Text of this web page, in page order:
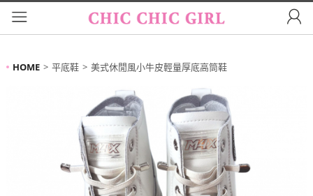
HOME 平底鞋 美式休閒風小牛皮輕量厚底高筒鞋